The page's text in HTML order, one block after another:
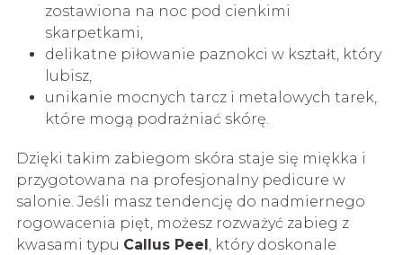
zostawiona na noc pod cienkimi
skarpetkami,
delikatne piłowanie paznokci w kształt, który
lubisz,
unikanie mocnych tarcz i metalowych tarek,
które mogą podrażniać skórę.
Dzięki takim zabiegom skóra staje się miękka i
przygotowana na profesjonalny pedicure w
salonie. Jeśli masz tendencję do nadmiernego
rogowacenia pięt, możesz rozważyć zabieg z
kwasami typu Callus Peel , który doskonale